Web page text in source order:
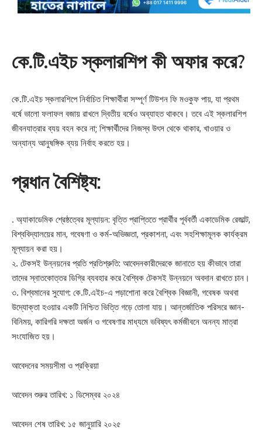
কে.টি.এইচ স্কলারশিপ কী অফার করে?
কে.টি.এইচ স্কলারশিপে নির্বাচিত শিক্ষার্থীরা সম্পূর্ণ টিউশন ফি মওকুফ পায়, যা প্রথম
বর্ষে ভালো ফলাফল বজায় রাখলে দ্বিতীয় বর্ষেও অব্যাহত থাকবে। তবে এই স্কলারশিপ
জীবনযাত্রার ব্যয় বহন করে না; শিক্ষার্থীদের নিজস্ব উৎস থেকে থাকার, খাওয়ার ও
অন্যান্য আনুষঙ্গিক ব্যয় নির্বাহ করতে হয়।
প্রধান বৈশিষ্ট্য:
. অ্যাকাডেমিক শ্রেষ্ঠত্বের মূল্যায়ন: বৃত্তি প্রাপ্তিতে প্রার্থীর পূর্ববর্তী একাডেমিক রেজাল্ট,
বিশ্ববিদ্যালয়ের মান, গবেষণা ও কর্ম-অভিজ্ঞতা, প্রকাশনা, এবং সহশিক্ষামূলক কার্যক্রম
মূল্যায়ন করা হয়।
২. টেকসই উন্নয়নের প্রতি প্রতিশ্রুতি: আবেদনকারীদেরকে জানাতে হয় কীভাবে তারা
তাদের স্নাতকোত্তর ডিগ্রি ব্যবহার করে বৈশ্বিক টেকসই উন্নয়নে অবদান রাখতে চান।
৩. বিশ্বমানের সুযোগ: কে.টি.এইচ-এ পড়াশোনা করে বৈশ্বিক বিজ্ঞানী, গবেষক অথবা
উদ্যোক্তা হওয়ার একটি নিশ্চিত ভিত্তি গড়ে তোলা যায়। আন্তর্জাতিক পরিসরে জ্ঞান-
বিনিময়, কারিগরি দক্ষতা অর্জন ও গবেষণার মাধ্যমে ভবিষ্যৎ কর্মজীবনে অনন্য মাত্রা
সংযোজিত হয়।
আবেদনের সময়সীমা ও প্রক্রিয়া
আবেদন শুরুর তারিখ: ১ ডিসেম্বর ২০২৪
আবেদন শেষ তারিখ: ১৫ জানুয়ারি ২০২৫